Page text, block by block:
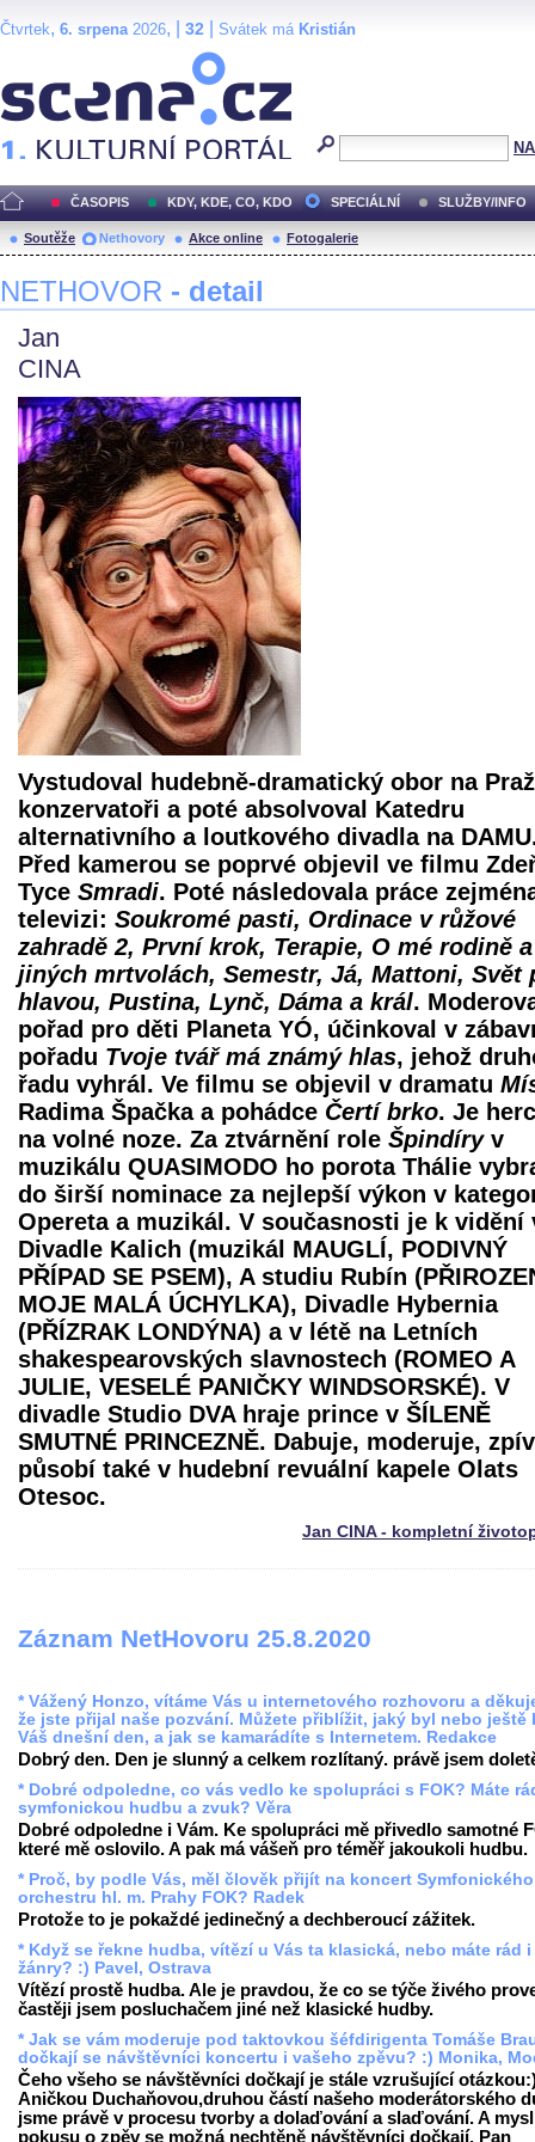
Čtvrtek, 6. srpena2026, | 32 Svátek má Kristián
ČASOPIS KDY, KDE, CO, KDO SPECIÁLNÍ SLUŽBY/INFO
Soutěže Nethovory Akce online Fotogalerie
NETHOVOR - detail
Jan
CINA
Vystudoval hudebně-dramatický obor na
konzervatoři a poté absolvoval Katedru
alternativního a loutkového divadla na
Před kamerou se poprvé objevil ve filmu
Tyce Smradi. Poté následovala práce
televizi: Soukromé pasti, Ordinace v růžové
zahradě 2, První krok, Terapie, O mé rodině a
jiných mrtvolách, Semestr, Já, Mattoni, Svět
hlavou, Pustina, Lynč, Dáma a král.
pořad pro děti Planeta YÓ, účinkoval v
pořadu Tvoje tvář má známý hlas, jehož
řadu vyhrál. Ve filmu se objevil v dramatu
Radima Špačka a pohádce Čertí brko. Je
na volné noze. Za ztvárnění role Špindíryv
muzikálu QUASIMODO ho porota Thálie
do širší nominace za nejlepší výkon v
Opereta a muzikál. V současnosti je k vidění
Divadle Kalich (muzikál MAUGLÍ, PODIVNÝ
PŘÍPAD SE PSEM), A studiu Rubín
MOJE MALÁ ÚCHYLKA), Divadle Hybernia
(PŘÍZRAK LONDÝNA) a v létě na Letních
shakespearovských slavnostech (ROMEO A
JULIE, VESELÉ PANIČKY WINDSORSKÉ). V
divadle Studio DVA hraje prince v ŠÍLENĚ
SMUTNÉ PRINCEZNĚ. Dabuje, moderuje,
působí také v hudební revuální kapele Olats
Otesoc.
Jan CINA - kompletní
Záznam NetHovoru 25.8.2020
* Vážený Honzo, vítáme Vás u internetového rozhovoru a
že jste přijal naše pozvání. Můžete přiblížit, jaký byl nebo ještě
Váš dnešní den, a jak se kamarádíte s Internetem. Redakce
Dobrý den. Den je slunný a celkem rozlítaný. právě jsem
* Dobré odpoledne, co vás vedlo ke spolupráci s FOK? Máte
symfonickou hudbu a zvuk? Věra
Dobré odpoledne i Vám. Ke spolupráci mě přivedlo samotné
které mě oslovilo. A pak má vášeň pro téměř jakoukoli hudbu.
* Proč, by podle Vás, měl člověk přijít na koncert Symfonického
orchestru hl. m. Prahy FOK? Radek
Protože to je pokaždé jedinečný a dechberoucí zážitek.
* Když se řekne hudba, vítězí u Vás ta klasická, nebo máte rád
žánry? :) Pavel, Ostrava
Vítězí prostě hudba. Ale je pravdou, že co se týče živého
častěji jsem posluchačem jiné než klasické hudby.
* Jak se vám moderuje pod taktovkou šéfdirigenta Tomáše
dočkají se návštěvníci koncertu i vašeho zpěvu? :) Monika,
Čeho všeho se návštěvníci dočkají je stále vzrušující
Aničkou Duchaňovou,druhou částí našeho moderátorského
jsme právě v procesu tvorby a dolaďování a slaďování. A
pokusu o zpěv se možná nechtěně návštěvníci dočkají. Pan